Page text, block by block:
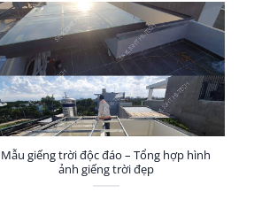
Mẫu giếng trời độc đáo – Tổng hợp hình
ảnh giếng trời đẹp